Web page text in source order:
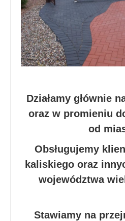
Działamy głównie
oraz w promieniu
od
Obsługujemy
kaliskiego oraz
województwa
Stawiamy na